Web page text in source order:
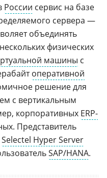
России сервис на базе
сервера —
объединять
нескольких физических
машины с
оперативной
решение для
с вертикальным
корпоративных ERP-
Представитель
Selectel Hyper Server
SAP/HANA.